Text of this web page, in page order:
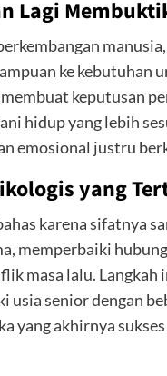
Lagi
ke kebutuhan
keputusan
hidup yang lebih
emosional justru
yang
karena sifatnya
memperbaiki
masa lalu.
usia senior dengan
yang akhirnya